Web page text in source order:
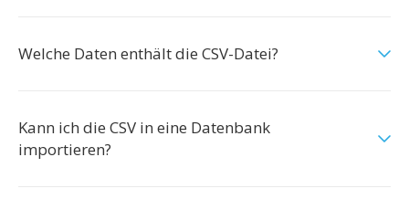
Welche Daten enthält die CSV-Datei?
Kann ich die CSV in eine Datenbank
importieren?